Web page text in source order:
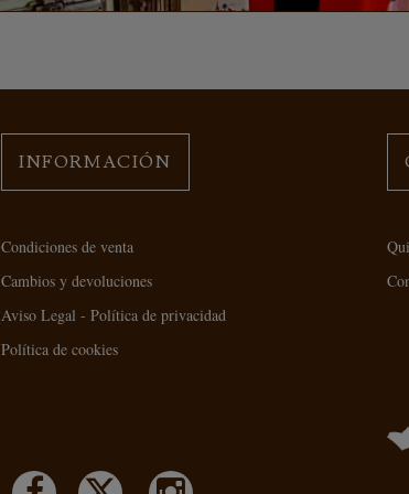
INFORMACIÓN
Condiciones de venta
Cambios y devoluciones
Aviso Legal - Política de privacidad
Política de cookies